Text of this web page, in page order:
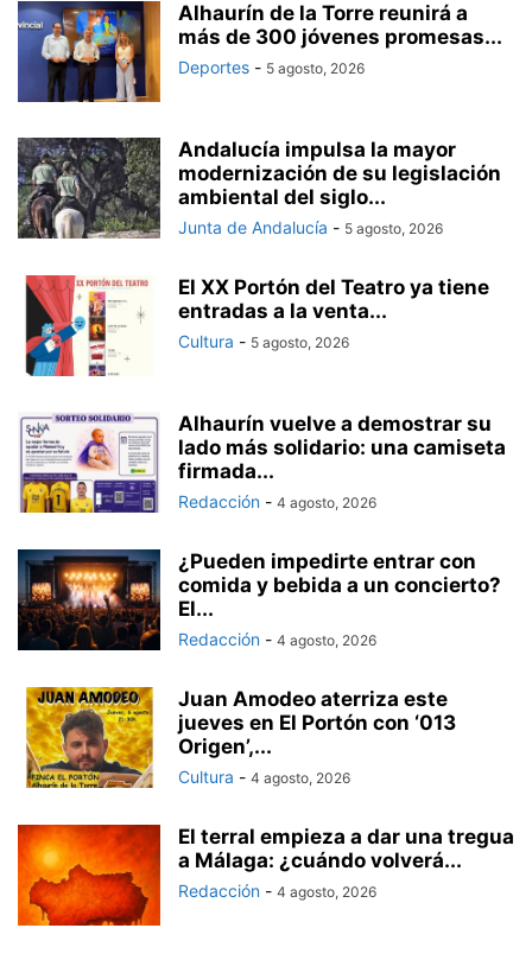
Alhaurín de la Torre reunirá a
más de 300 jóvenes promesas...
Deportes - 5 agosto, 2026
Andalucía impulsa la mayor
modernización de su legislación
ambiental del siglo...
Junta de Andalucía - 5 agosto, 2026
El XX Portón del Teatro ya tiene
entradas a la venta...
Cultura - 5 agosto, 2026
Alhaurín vuelve a demostrar su
lado más solidario: una camiseta
firmada...
Redacción - 4 agosto, 2026
¿Pueden impedirte entrar con
comida y bebida a un concierto?
El...
Redacción - 4 agosto, 2026
Juan Amodeo aterriza este
jueves en El Portón con ‘013
Origen’,...
Cultura - 4 agosto, 2026
El terral empieza a dar una tregua
a Málaga: ¿cuándo volverá...
Redacción - 4 agosto, 2026